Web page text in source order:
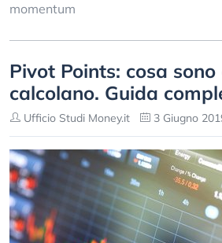
momentum
Pivot Points: cosa sono
calcolano. Guida
Ufficio Studi Money.it 3 Giugno